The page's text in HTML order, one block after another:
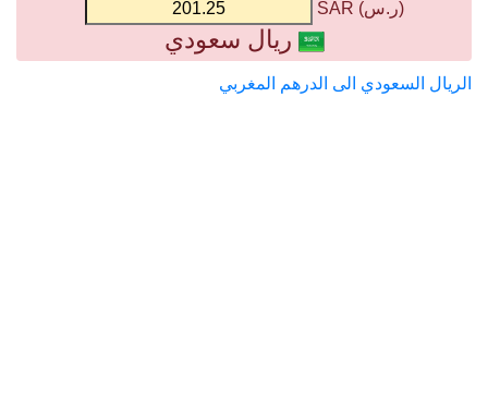
(ر.س) SAR
ريال سعودي
الريال السعودي الى الدرهم المغربي